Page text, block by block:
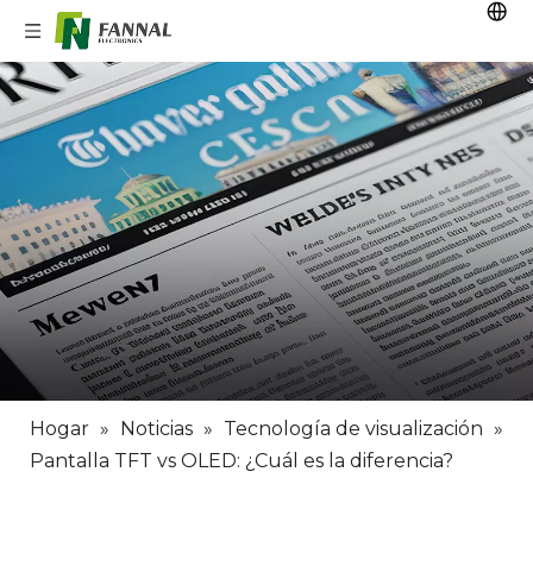
Hogar » Noticias » Tecnología de visualización »
Pantalla TFT vs OLED: ¿Cuál es la diferencia?